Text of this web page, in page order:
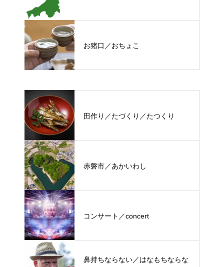
お猪口／おちょこ
田作り／たづくり／たつくり
赤磐市／あかいわし
コンサート／concert
鼻持ちならない／はなもちならな